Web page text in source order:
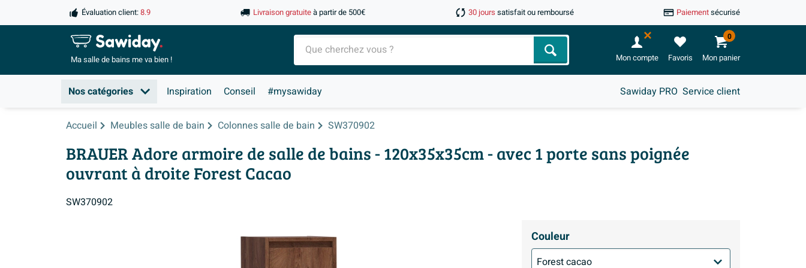
Évaluation client:8.9 Livraison gratuiteà partir de 500€ 30 jours satisfait ou remboursé Paiementsécurisé
Ma salle debains me va bien ! Chercher Mon compte Favoris Mon panier
0
Nos catégories Inspiration Conseil #mysawiday Sawiday PRO Service client
Accueil Meubles salle de bain Colonnes salle de bain SW370902
BRAUER Adore armoire de salle de bains - 120x35x35cm - avec 1 porte sans poignée
ouvrant à droite Forest Cacao
SW370902
Couleur